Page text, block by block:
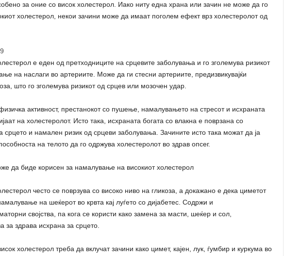
за оние со висок холестерол. Иако ниту една храна или зачин не може да го
холестерол, некои зачини може да имаат поголем ефект врз холестеролот од
е еден од претходниците на срцевите заболувања и го зголемува ризикот
на наслаги во артериите. Може да ги стесни артериите, предизвикувајќи
што го зголемува ризикот од срцев или мозочен удар.
активност, престанокот со пушење, намалувањето на стресот и исхраната
на холестеролот. Исто така, исхраната богата со влакна е поврзана со
срцето и намален ризик од срцеви заболувања. Зачините исто така можат да ја
на телото да го одржува холестеролот во здрав опсег.
да биде корисен за намалување на високиот холестерол
често се поврзува со високо ниво на гликоза, а докажано е дека циметот
на шеќерот во крвта кај луѓето со дијабетес. Содржи и
својства, па кога се користи како замена за масти, шеќер и сол,
за здрава исхрана за срцето.
холестерол треба да вклучат зачини како цимет, кајен, лук, ѓумбир и куркума во